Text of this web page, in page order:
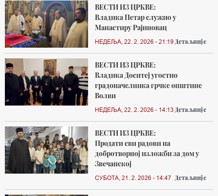
ВЕСТИ ИЗ ЦРКВЕ:
Владика Петар служио у
Манастиру Рајиновац
НЕДЕЉА, 22. 2. 2026 - 21:19Детаљније
ВЕСТИ ИЗ ЦРКВЕ:
Владика Доситеј угостио
градоначелника грчке општине
Волви
НЕДЕЉА, 22. 2. 2026 - 14:13 Детаљније
ВЕСТИ ИЗ ЦРКВЕ:
Продати сви радови на
добротворној изложби за дом у
Звечанској
СУБОТА, 21. 2. 2026 - 14:47 Детаљније